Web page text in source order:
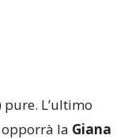
L’ultimo
opporrà la Giana